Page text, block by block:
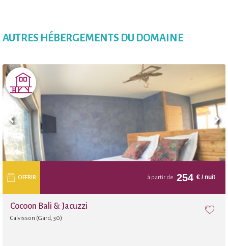
AUTRES HÉBERGEMENTS DU DOMAINE
OFFRIR à partir de 254 € / nuit
Cocoon Bali & Jacuzzi
Calvisson (Gard, 30)